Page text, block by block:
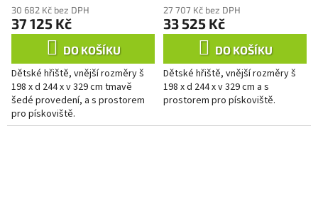
30 682 Kč bez DPH
37 125 Kč
DO KOŠÍKU
Dětské hřiště, vnější rozměry š
198 x d 244 x v 329 cm tmavě
šedé provedení, a s prostorem
pro pískoviště.
27 707 Kč bez DPH
33 525 Kč
DO KOŠÍKU
Dětské hřiště, vnější rozměry š
198 x d 244 x v 329 cm a s
prostorem pro pískoviště.